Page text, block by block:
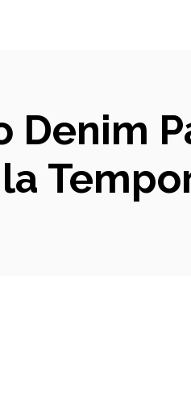
Denim